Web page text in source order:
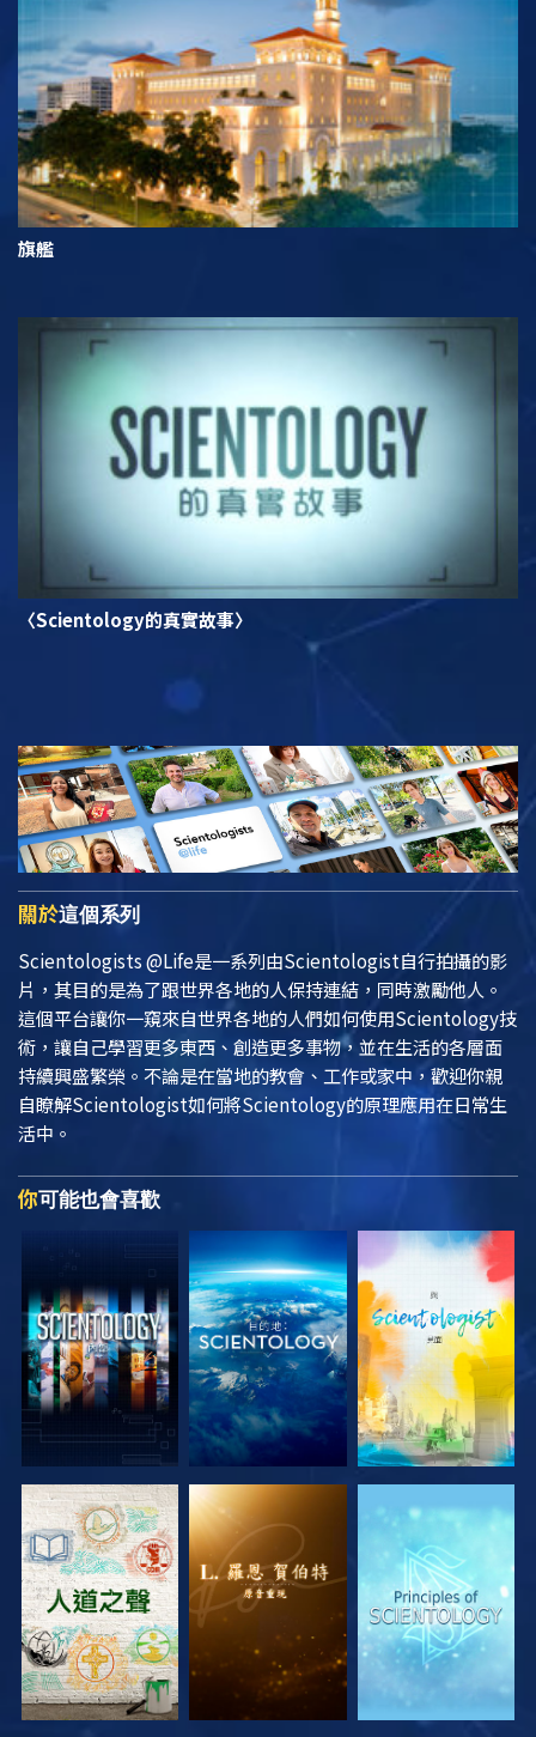
旗艦
〈Scientology的真實故事〉
關於這個系列
Scientologists @Life是一系列由Scientologist自行拍攝的影
片，其目的是為了跟世界各地的人保持連結，同時激勵他人。
這個平台讓你一窺來自世界各地的人們如何使用Scientology技
術，讓自己學習更多東西、創造更多事物，並在生活的各層面
持續興盛繁榮。不論是在當地的教會、工作或家中，歡迎你親
自瞭解Scientologist如何將Scientology的原理應用在日常生
活中。
你可能也會喜歡
探索系列節目 探索系列節目 探索系列節目